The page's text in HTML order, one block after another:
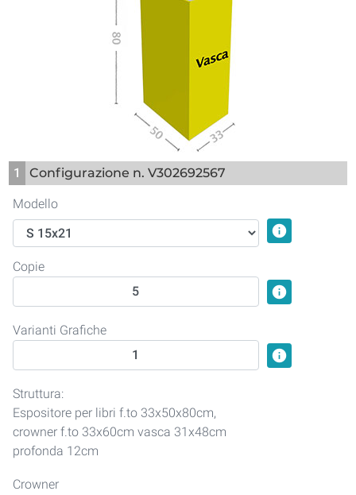
1 Configurazione n. V302692567
Modello
info
Copie
info
Varianti Grafiche
info
Struttura:
Espositore per libri f.to 33x50x80cm,
crowner f.to 33x60cm vasca 31x48cm
profonda 12cm
Crowner